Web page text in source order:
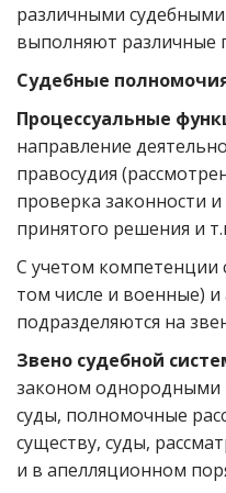
различными
выполняют различные
Судебные
Процессуальные
направление
правосудия
проверка законности
принятого решения и
С учетом
том числе и военные)
подразделяются на
Звено судебной
законом
суды, полномочные
существу, суды,
и в апелляционном